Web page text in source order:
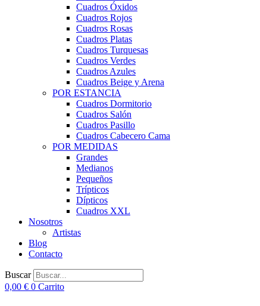
Cuadros Óxidos
Cuadros Rojos
Cuadros Rosas
Cuadros Platas
Cuadros Turquesas
Cuadros Verdes
Cuadros Azules
Cuadros Beige y Arena
POR ESTANCIA
Cuadros Dormitorio
Cuadros Salón
Cuadros Pasillo
Cuadros Cabecero Cama
POR MEDIDAS
Grandes
Medianos
Pequeños
Trípticos
Dípticos
Cuadros XXL
Nosotros
Artistas
Blog
Contacto
Buscar
0,00 € 0 Carrito